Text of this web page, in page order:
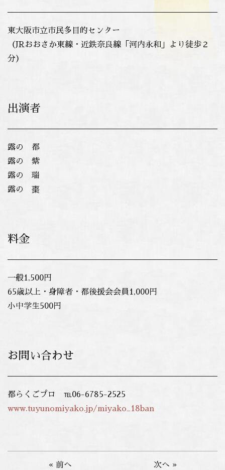
東大阪市立市民多目的センター
（JRおおさか東線・近鉄奈良線「河内永和」より徒歩２
分）
出演者
露の 都
露の 紫
露の 瑞
露の 棗
料金
一般1,500円
65歳以上・身障者・都後援会会員1,000円
小中学生500円
お問い合わせ
都らくごプロ ℡06-6785-2525
www.tuyunomiyako.jp/miyako_18ban
« 前へ 次へ »